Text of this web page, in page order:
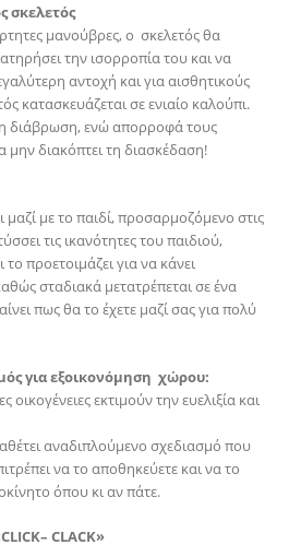
σκελετός
μανούβρες, ο σκελετός θα
την ισορροπία του και να
αντοχή και για αισθητικούς
κατασκευάζεται σε ενιαίο καλούπι.
διάβρωση, ενώ απορροφά τους
διακόπτει τη διασκέδαση!
με το παιδί, προσαρμοζόμενο στις
τις ικανότητες του παιδιού,
προετοιμάζει για να κάνει
σταδιακά μετατρέπεται σε ένα
πως θα το έχετε μαζί σας για πολύ
για εξοικονόμηση χώρου:
εκτιμούν την ευελιξία και
αναδιπλούμενο σχεδιασμό που
να το αποθηκεύετε και να το
όπου κι αν πάτε.
K– CLACK»